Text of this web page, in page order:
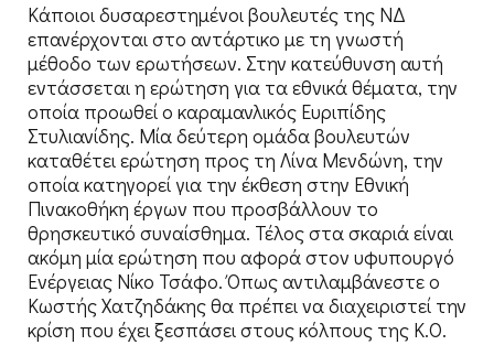
Κάποιοι δυσαρεστημένοι βουλευτές της ΝΔ
επανέρχονται στο αντάρτικο με τη γνωστή
μέθοδο των ερωτήσεων. Στην κατεύθυνση αυτή
εντάσσεται η ερώτηση για τα εθνικά θέματα, την
οποία προωθεί ο καραμανλικός Ευριπίδης
Στυλιανίδης. Μία δεύτερη ομάδα βουλευτών
καταθέτει ερώτηση προς τη Λίνα Μενδώνη, την
οποία κατηγορεί για την έκθεση στην Εθνική
Πινακοθήκη έργων που προσβάλλουν το
θρησκευτικό συναίσθημα. Τέλος στα σκαριά είναι
ακόμη μία ερώτηση που αφορά στον υφυπουργό
Ενέργειας Νίκο Τσάφο. Όπως αντιλαμβάνεστε ο
Κωστής Χατζηδάκης θα πρέπει να διαχειριστεί την
κρίση που έχει ξεσπάσει στους κόλπους της Κ.Ο.